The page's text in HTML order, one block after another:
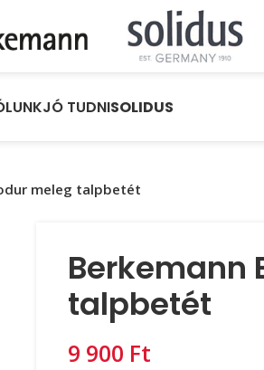
JÓ TUDNISOLIDUS
meleg talpbetét
Berkemann
talpbetét
Ft